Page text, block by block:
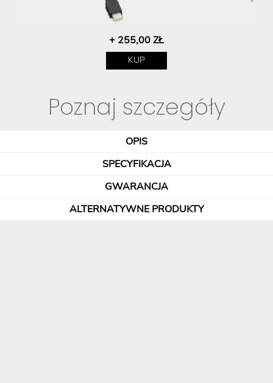
+ 255,00 ZŁ
KUP
Poznaj szczegóły
OPIS
SPECYFIKACJA
GWARANCJA
ALTERNATYWNE PRODUKTY